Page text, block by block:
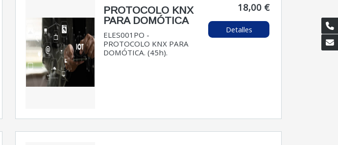
PROTOCOLO KNX
PARA DOMÓTICA
ELES001PO -
PROTOCOLO KNX PARA
DOMÓTICA. (45h).
18,00 €
Detalles